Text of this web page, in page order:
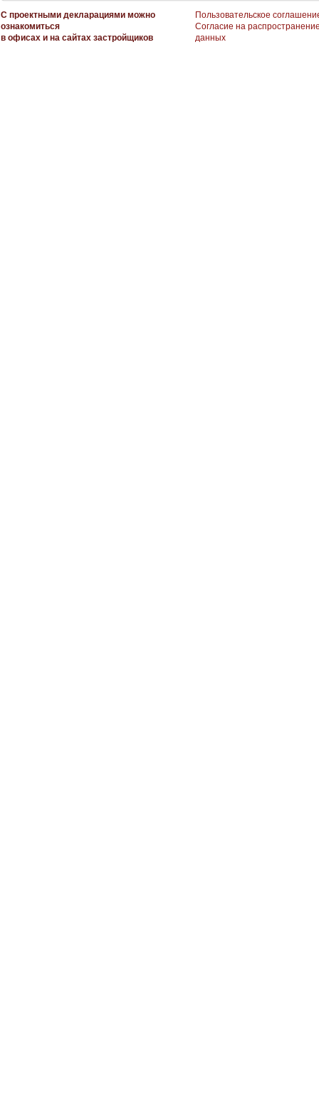
С проектными декларациями можно
ознакомиться
в офисах и на сайтах застройщиков
Пользовательское
Согласие на
данных